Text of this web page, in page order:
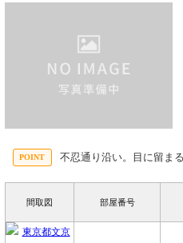
不忍通り沿い。目に留ま
間取図 部屋番号